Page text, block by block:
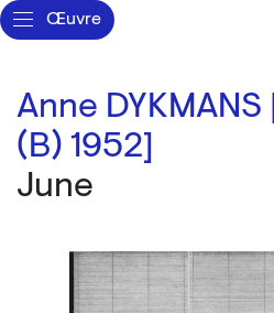
Œuvre
Anne DYKMANS
(B) 1952]
June